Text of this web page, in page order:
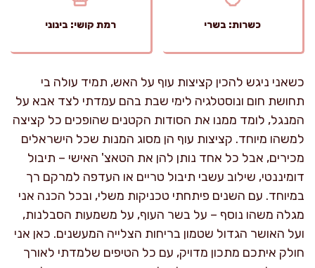
כשרות: בשרי רמת קושי: בינוני
כשאני ניגש להכין קציצות עוף על האש, תמיד עולה בי
תחושת חום ונוסטלגיה לימי שבת בהם עמדתי לצד אבא על
המנגל, לומד ממנו את הסודות הקטנים שהופכים כל קציצה
למשהו מיוחד. קציצות עוף הן מסוג המנות שכל הישראלים
מכירים, אבל כל אחד נותן להן את הטאצ' האישי – תיבול
דומיננטי, שילוב עשבי תיבול טריים או העדפה למרקם רך
במיוחד. עם השנים פיתחתי טכניקות משלי, ובכל הכנה אני
מגלה משהו נוסף – על בשר העוף, על משמעות הסבלנות,
ועל האושר הגדול שטמון בריחות הצלייה המעשנים. כאן אני
חולק איתכם מתכון מדויק, עם כל הטיפים שלמדתי לאורך